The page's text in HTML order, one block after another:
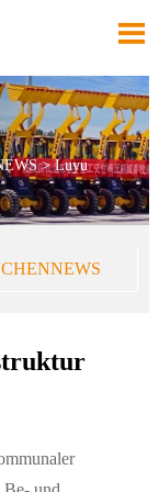

>Luyu